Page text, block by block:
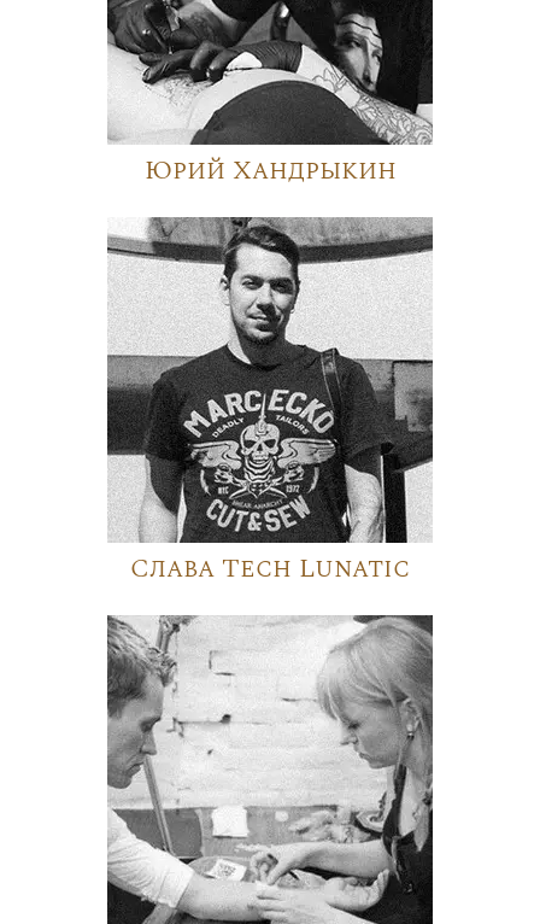
Юрий Хандрыкин
Слава Tech Lunatic